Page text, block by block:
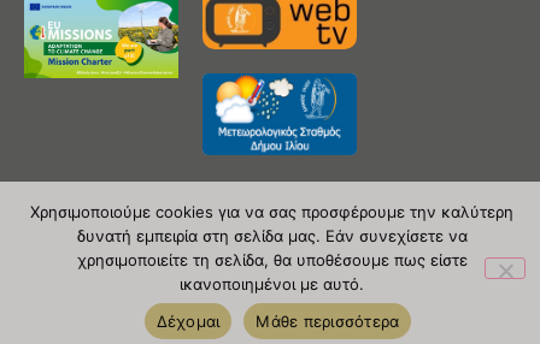
Copyright 2020 © Δήμος Ιλίου
| powered by Evolutionprojects
Χρησιμοποιούμε cookies για να σας προσφέρουμε την καλύτερη
δυνατή εμπειρία στη σελίδα μας. Εάν συνεχίσετε να
χρησιμοποιείτε τη σελίδα, θα υποθέσουμε πως είστε
ικανοποιημένοι με αυτό.
Δέχομαι
Μάθε περισσότερα